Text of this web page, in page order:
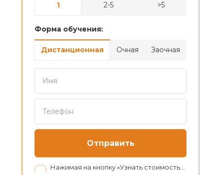
1 2-5 >5
Форма обучения:
Дистанционная Очная Заочная
Отправить
Нажимая на кнопку «Узнать стоимость», я даю согласие на обработку персональных данных в соответствии с нашей